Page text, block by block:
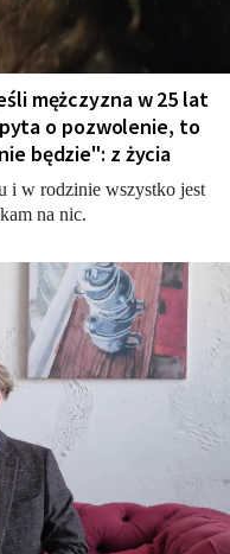
mężczyzna w 25 lat
o pozwolenie, to
będzie": z życia
i w rodzinie wszystko jest
na nic.